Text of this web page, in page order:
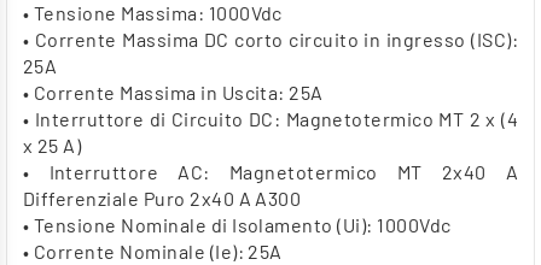
• Tensione Massima: 1000Vdc
• Corrente Massima DC corto circuito in ingresso (ISC):
25A
• Corrente Massima in Uscita: 25A
• Interruttore di Circuito DC: Magnetotermico MT 2 x (4
x 25 A)
• Interruttore AC: Magnetotermico MT 2x40 A
Differenziale Puro 2x40 A A300
• Tensione Nominale di Isolamento (Ui): 1000Vdc
• Corrente Nominale (Ie): 25A